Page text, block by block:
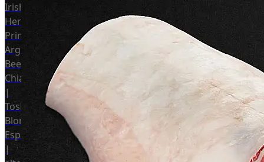
Irish
Hereford
Prime
Argentina
Beef
Chianina
|
Toskana
Blonda
Espanola
|